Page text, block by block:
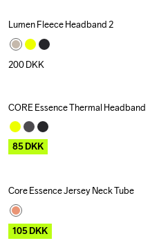
Lumen Fleece Headband 2
200DKK
Outlet
CORE Essence Thermal Headband
85DKK
Outlet
Core Essence Jersey Neck Tube
105DKK